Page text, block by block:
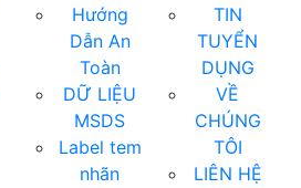
Hướng
Dẫn An
Toàn
DỮ LIỆU
MSDS
Label tem
nhãn
TIN
TUYỂN
DỤNG
VỀ
CHÚNG
TÔI
LIÊN HỆ